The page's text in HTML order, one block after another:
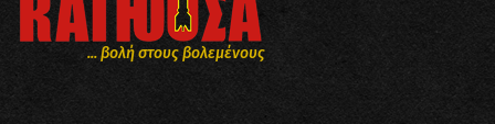
... βολή στους βολεμένους